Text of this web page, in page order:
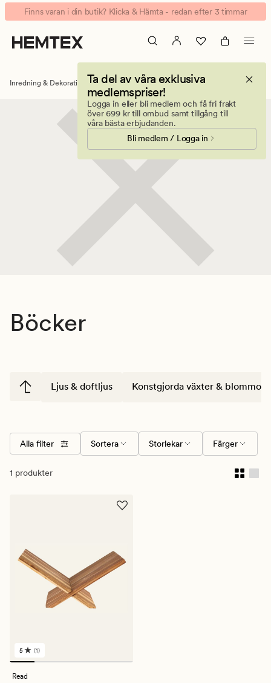
Böcker
Animerad
banner.
Klicka
på
för
Finns varan i din butik? Klicka & Hämta - redan efter 3 timmar
Ta del av våra exklusiva
medlemspriser!
Logga in eller bli medlem och få fri frakt
över 699 kr till ombud samt tillgång till
våra bästa erbjudanden.
Bli medlem / Logga in
Inredning & Dekorationer Böcker
Böcker
Ljus & doftljus Konstgjorda växter & blommor
Alla filter Sortera Storlekar Färger
1 produkter
1
omdömen
med
5 (1)
Read